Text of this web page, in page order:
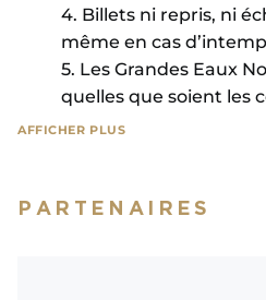
4. Billets ni repris, ni
même en cas
5. Les Grandes Eaux
quelles que soient les
AFFICHER PLUS
PARTENAIRES